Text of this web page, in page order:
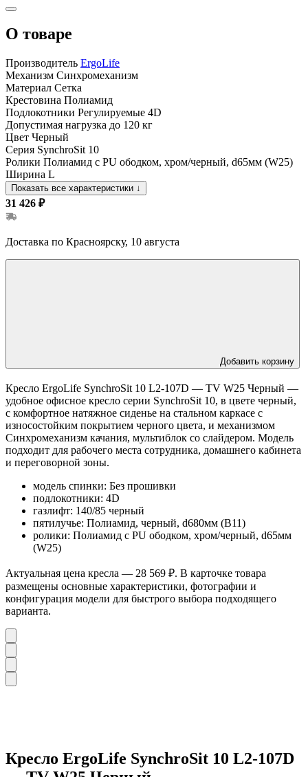
О товаре
Производитель ErgoLife
Механизм Синхромеханизм
Материал Сетка
Крестовина Полиамид
Подлокотники Регулируемые 4D
Допустимая нагрузка до 120 кг
Цвет Черный
Серия SynchroSit 10
Ролики Полиамид с PU ободком, хром/черный, d65мм (W25)
Ширина L
Показать все характеристики ↓
31 426 ₽
Доставка по Красноярску, 10 августа
Добавить корзину
Кресло ErgoLife SynchroSit 10 L2-107D — TV W25 Черный —
удобное офисное кресло серии SynchroSit 10, в цвете черный,
с комфортное натяжное сиденье на стальном каркасе c
износостойким покрытием черного цвета, и механизмом
Синхромеханизм качания, мультиблок со слайдером. Модель
подходит для рабочего места сотрудника, домашнего кабинета
и переговорной зоны.
модель спинки: Без прошивки
подлокотники: 4D
газлифт: 140/85 черный
пятилучье: Полиамид, черный, d680мм (B11)
ролики: Полиамид с PU ободком, хром/черный, d65мм
(W25)
Актуальная цена кресла — 28 569 ₽. В карточке товара
размещены основные характеристики, фотографии и
конфигурация модели для быстрого выбора подходящего
варианта.
Кресло ErgoLife SynchroSit 10 L2-107D